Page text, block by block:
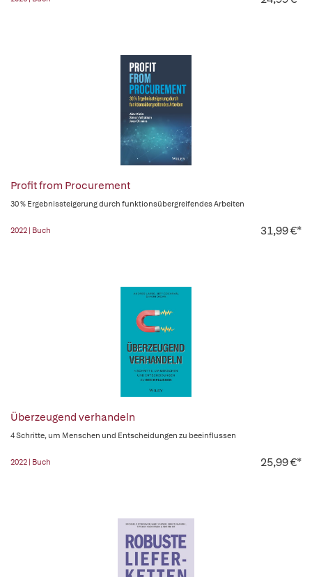
Profit from Procurement
30 % Ergebnissteigerung durch funktionsübergreifendes Arbeiten
2022 | Buch 31,99 €*
Überzeugend verhandeln
4 Schritte, um Menschen und Entscheidungen zu beeinflussen
2022 | Buch 25,99 €*